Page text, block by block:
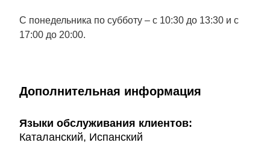
С понедельника по субботу – с 10:30 до 13:30 и с
17:00 до 20:00.
Дополнительная информация
Языки обслуживания клиентов:
Каталанский, Испанский